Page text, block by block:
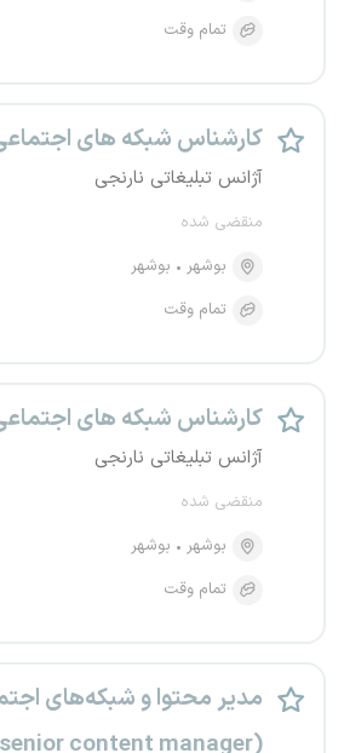
تمام وقت
کارشناس شبکه های
آژانس تبلیغاتی نارنجی
منقضی شده
بوشهر
بوشهر
تمام وقت
کارشناس شبکه های
آژانس تبلیغاتی نارنجی
منقضی شده
بوشهر
بوشهر
تمام وقت
مدیر محتوا و شبکه‌های
(senior content manager)